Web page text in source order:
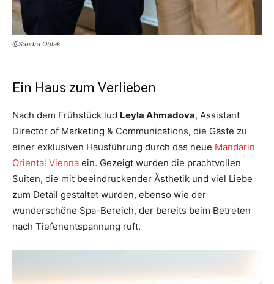
@Sandra Oblak
Ein Haus zum Verlieben
Nach dem Frühstück lud Leyla Ahmadova, Assistant
Director of Marketing & Communications, die Gäste zu
einer exklusiven Hausführung durch das neue Mandarin
Oriental Vienna ein. Gezeigt wurden die prachtvollen
Suiten, die mit beeindruckender Ästhetik und viel Liebe
zum Detail gestaltet wurden, ebenso wie der
wunderschöne Spa-Bereich, der bereits beim Betreten
nach Tiefenentspannung ruft.